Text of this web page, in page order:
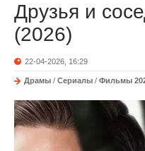
Друзья и
(2026)
22-04-2026, 16:29
Драмы / Сериалы / Фильмы